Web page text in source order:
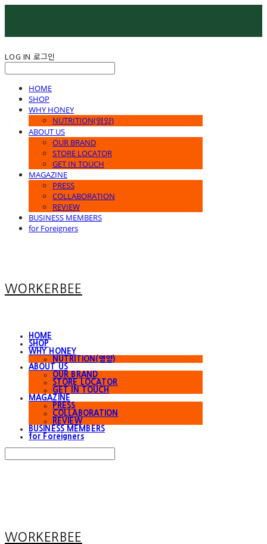
LOG IN 로그인
HOME
SHOP
WHY HONEY
NUTRITION(영양)
ABOUT US
OUR BRAND
STORE LOCATOR
GET IN TOUCH
MAGAZINE
PRESS
COLLABORATION
REVIEW
BUSINESS MEMBERS
for Foreigners
WORKERBEE
HOME
SHOP
WHY HONEY
NUTRITION(영양)
ABOUT US
OUR BRAND
STORE LOCATOR
GET IN TOUCH
MAGAZINE
PRESS
COLLABORATION
REVIEW
BUSINESS MEMBERS
for Foreigners
WORKERBEE